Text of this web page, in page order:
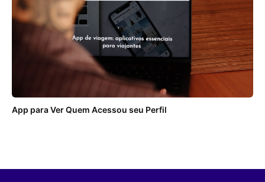
App para Ver Quem Acessou seu Perfil